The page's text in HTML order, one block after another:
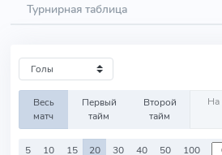
Турнирная таблица
Весь
матч
Первый
тайм
Второй
тайм
5 10 15 20 30 40 50 100